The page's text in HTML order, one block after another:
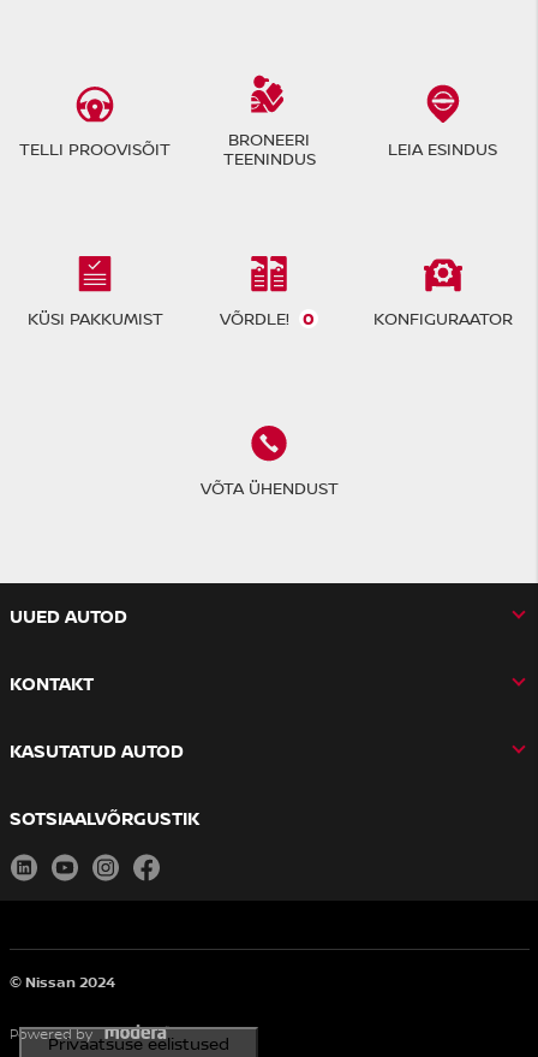
TELLI PROOVISÕIT
BRONEERI
TEENINDUS
LEIA ESINDUS
KÜSI PAKKUMIST VÕRDLE! 0 KONFIGURAATOR
VÕTA ÜHENDUST
UUED AUTOD
KONTAKT
KASUTATUD AUTOD
SOTSIAALVÕRGUSTIK
linkedin
youtubeinstagram
© Nissan 2024
Powered by